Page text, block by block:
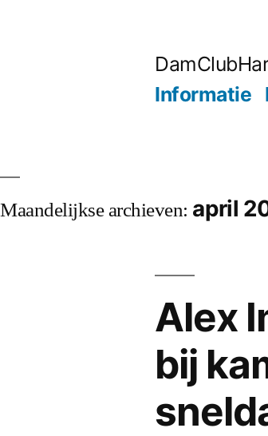
Informatie
Maandelijkse archieven: april
Alex
bij